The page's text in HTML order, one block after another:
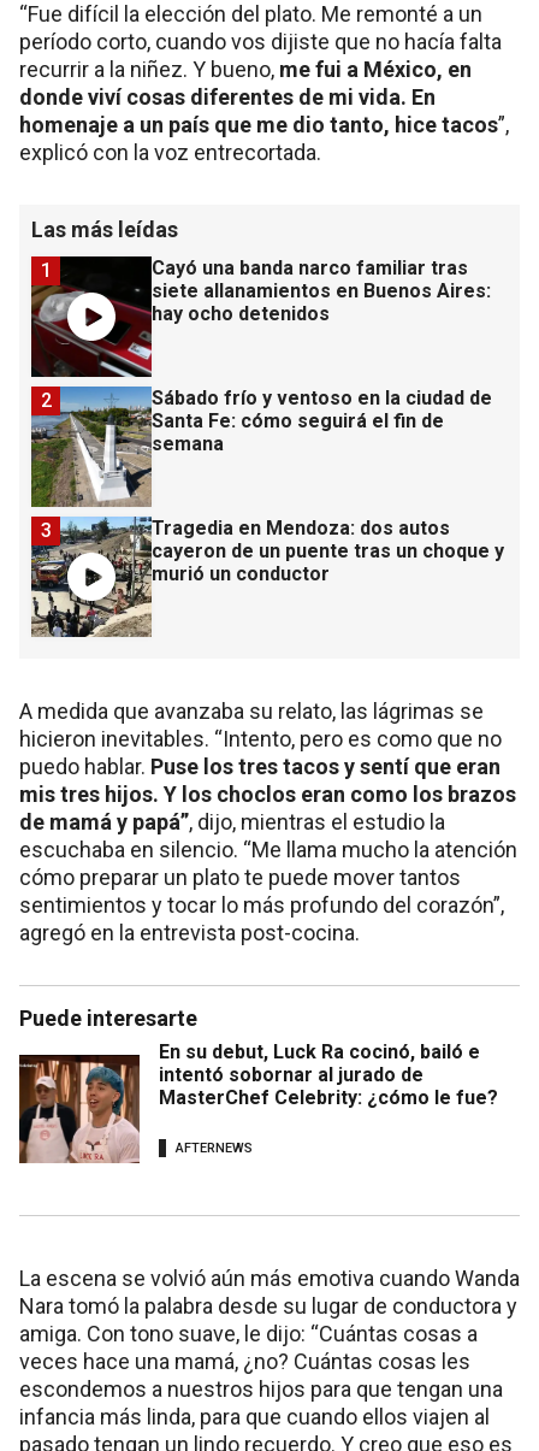
“Fue difícil la elección del plato. Me remonté a un
período corto, cuando vos dijiste que no hacía falta
recurrir a la niñez. Y bueno, me fui a México, en
donde viví cosas diferentes de mi vida. En
homenaje a un país que me dio tanto, hice tacos”,
explicó con la voz entrecortada.
Las más leídas
Cayó una banda narco familiar tras
siete allanamientos en Buenos Aires:
hay ocho detenidos
1
Sábado frío y ventoso en la ciudad de
Santa Fe: cómo seguirá el fin de
semana
2
Tragedia en Mendoza: dos autos
cayeron de un puente tras un choque y
murió un conductor
3
A medida que avanzaba su relato, las lágrimas se
hicieron inevitables. “Intento, pero es como que no
puedo hablar. Puse los tres tacos y sentí que eran
mis tres hijos. Y los choclos eran como los brazos
de mamá y papá”, dijo, mientras el estudio la
escuchaba en silencio. “Me llama mucho la atención
cómo preparar un plato te puede mover tantos
sentimientos y tocar lo más profundo del corazón”,
agregó en la entrevista post-cocina.
Puede interesarte
En su debut, Luck Ra cocinó, bailó e
intentó sobornar al jurado de
MasterChef Celebrity: ¿cómo le fue?
AFTERNEWS
La escena se volvió aún más emotiva cuando Wanda
Nara tomó la palabra desde su lugar de conductora y
amiga. Con tono suave, le dijo: “Cuántas cosas a
veces hace una mamá, ¿no? Cuántas cosas les
escondemos a nuestros hijos para que tengan una
infancia más linda, para que cuando ellos viajen al
pasado tengan un lindo recuerdo. Y creo que eso es